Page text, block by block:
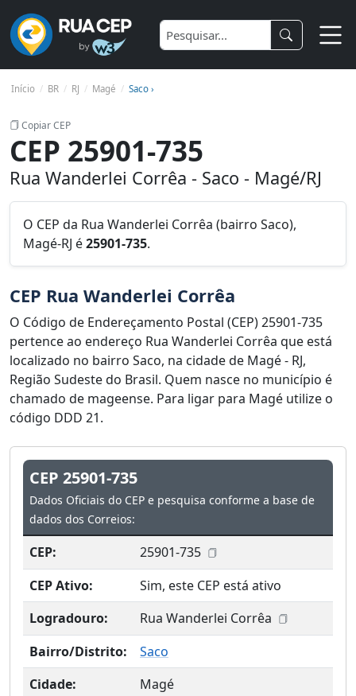
Início BR RJ Magé Saco ›
Copiar CEP
CEP 25901-735
Rua Wanderlei Corrêa - Saco - Magé/RJ
O CEP da Rua Wanderlei Corrêa (bairro Saco),
Magé-RJ é25901-735.
CEP Rua Wanderlei Corrêa
O Código de Endereçamento Postal (CEP) 25901-735
pertence ao endereço Rua Wanderlei Corrêa que está
localizado no bairro Saco, na cidade de Magé - RJ,
Região Sudeste do Brasil. Quem nasce no município é
chamado de mageense. Para ligar para Magé utilize o
código DDD 21.
CEP 25901-735
Dados Oficiais do CEP e pesquisa conforme a base de
dados dos Correios:
CEP:
25901-735
CEP Ativo:
Sim, este CEP está ativo
Logradouro:
Rua Wanderlei Corrêa
Bairro/Distrito:
Saco
Cidade:
Magé